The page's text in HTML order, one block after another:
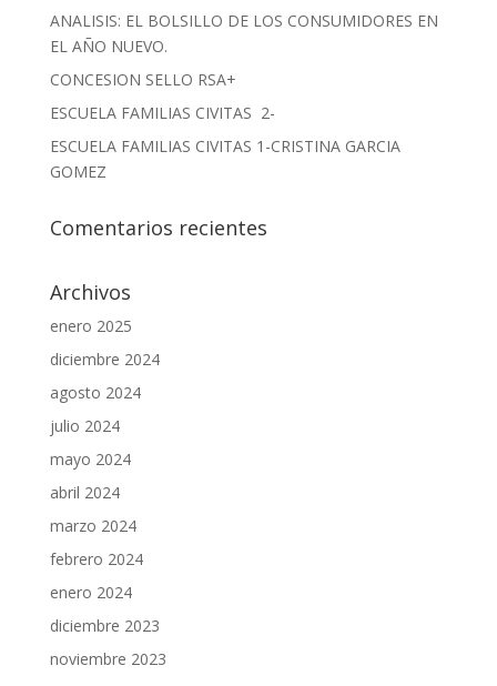
ANALISIS: EL BOLSILLO DE LOS CONSUMIDORES EN
EL AÑO NUEVO.
CONCESION SELLO RSA+
ESCUELA FAMILIAS CIVITAS 2-
ESCUELA FAMILIAS CIVITAS 1-CRISTINA GARCIA
GOMEZ
Comentarios recientes
Archivos
enero 2025
diciembre 2024
agosto 2024
julio 2024
mayo 2024
abril 2024
marzo 2024
febrero 2024
enero 2024
diciembre 2023
noviembre 2023